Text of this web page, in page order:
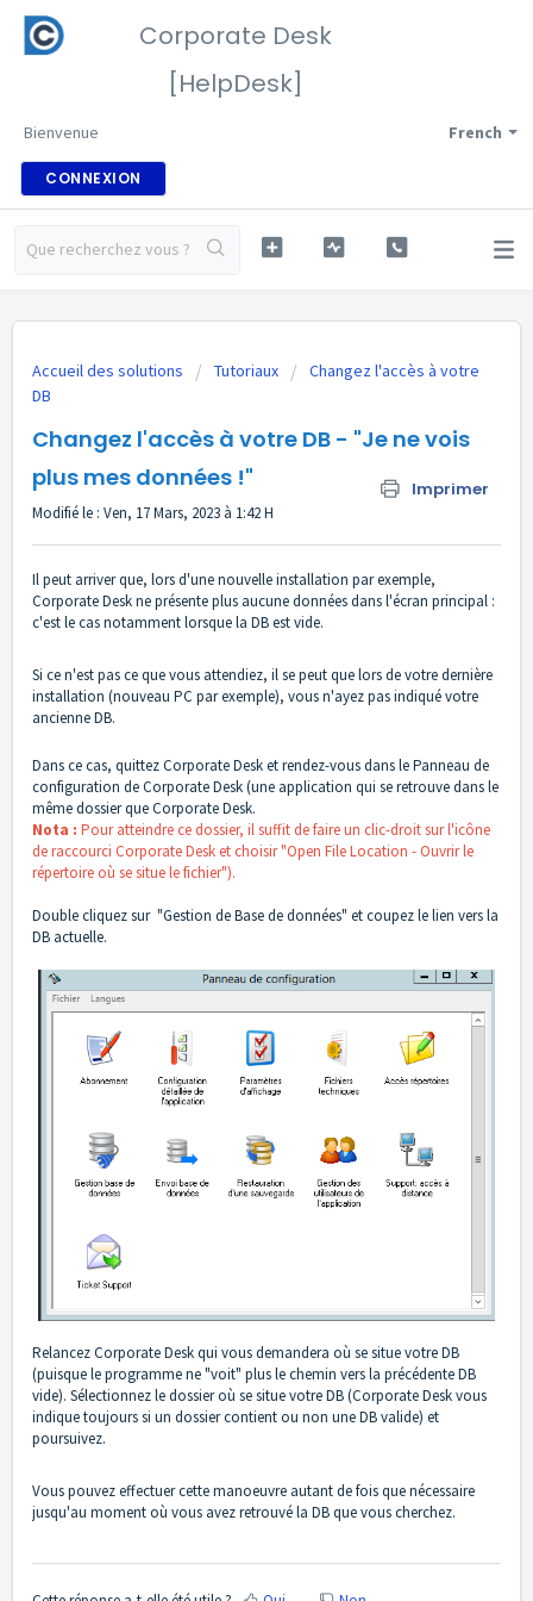
Corporate Desk
[HelpDesk]
French
Bienvenue
CONNEXION
Accueil des solutions Tutoriaux
Changez l'accès à votre
DB
Changez l'accès à votre DB - "Je ne vois
plus mes données !"
Imprimer
Modifié le : Ven, 17 Mars, 2023 à 1:42 H
Il peut arriver que, lors d'une nouvelle installation par exemple,
Corporate Desk ne présente plus aucune données dans l'écran principal :
c'est le cas notamment lorsque la DB est vide.
Si ce n'est pas ce que vous attendiez, il se peut que lors de votre dernière
installation (nouveau PC par exemple), vous n'ayez pas indiqué votre
ancienne DB.
Dans ce cas, quittez Corporate Desk et rendez-vous dans le Panneau de
configuration de Corporate Desk (une application qui se retrouve dans le
même dossier que Corporate Desk.
Nota : Pour atteindre ce dossier, il suffit de faire un clic-droit sur l'icône
de raccourci Corporate Desk et choisir "Open File Location - Ouvrir le
répertoire où se situe le fichier").
Double cliquez sur "Gestion de Base de données" et coupez le lien vers la
DB actuelle.
Relancez Corporate Desk qui vous demandera où se situe votre DB
(puisque le programme ne "voit" plus le chemin vers la précédente DB
vide). Sélectionnez le dossier où se situe votre DB (Corporate Desk vous
indique toujours si un dossier contient ou non une DB valide) et
poursuivez.
Vous pouvez effectuer cette manoeuvre autant de fois que nécessaire
jusqu'au moment où vous avez retrouvé la DB que vous cherchez.